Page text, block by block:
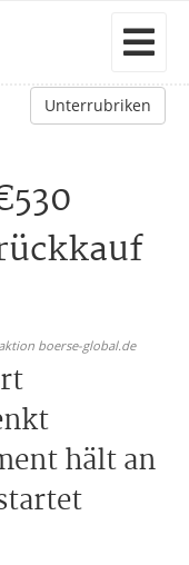
Unterrubriken
boerse-global.de
hält an